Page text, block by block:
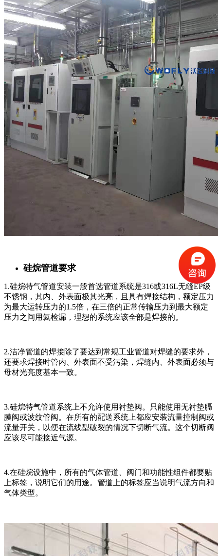
硅烷管道要求
1.硅烷特气管道安装一般首选管道系统是316或316L无缝EP级
不锈钢，其内、外表面极其光亮，且具有焊接结构，额定压力
为最大运转压力的1.5倍，在三倍的正常传输压力到最大额定
压力之间用氦检漏，理想的系统应该全部是焊接的。
2.洁净管道的焊接除了要达到常规工业管道对焊缝的要求外，
还要求焊接时管内、外表面不受污染，焊缝内、外表面必须与
母材光亮度基本一致。
3.硅烷特气管道系统上不允许使用衬垫阀。只能使用无衬垫膈
膜阀或波纹管阀。在所有的配送系统上都应安装流量控制阀或
流量开关，以便在流线型破裂的情况下切断气流。这个切断阀
应该尽可能接近气源。
4.在硅烷设施中，所有的气体管道、阀门和功能性组件都要贴
上标签，说明它们的用途。管道上的标签应当说明气流方向和
气体类型。